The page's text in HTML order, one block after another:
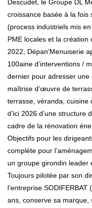
Descudet, le Groupe DL
croissance basée à la fois
(process industriels mis
PME locales et la création
2022, Dépan’Menuiserie
100aine d’interventions /
dernier pour adresser une
maîtrise d’œuvre de
terrasse, véranda, cuisine
d’ici 2026 d’une structure
cadre de la rénovation
Objectifs pour les
complète pour
un groupe girondin leader
Toujours pilotée par son
l’entreprise
ans, conserve sa